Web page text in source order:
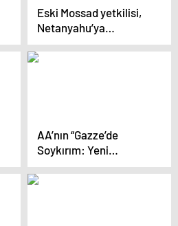
Eski Mossad yetkilisi,
Netanyahu’ya
Hamas’ın finansal
varlıklarını hedef
AA’nın “Gazze’de
Soykırım: Yeni
Kanıtlar” paneli (2)